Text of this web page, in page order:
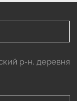
р-н, деревня